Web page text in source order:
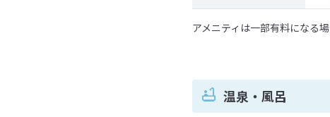
アメニティは一部有料になる
温泉・風呂